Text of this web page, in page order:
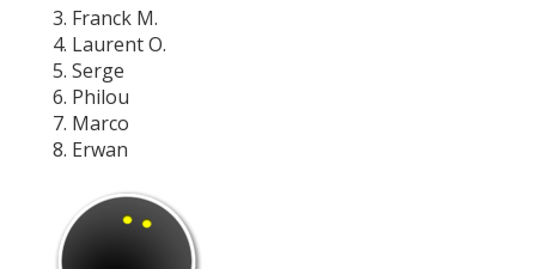
Franck M.
Laurent O.
Serge
Philou
Marco
Erwan